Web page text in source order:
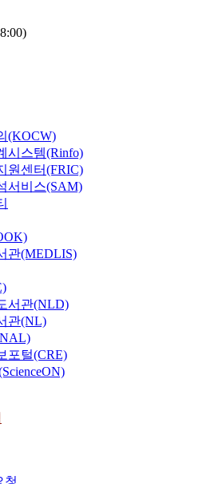
(KOCW)
시스템(Rinfo)
원센터(FRIC)
서비스(SAM)
관(MEDLIS)
서관(NLD)
관(NL)
포털(CRE)